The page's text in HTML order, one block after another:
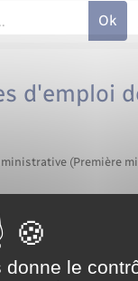
d'emploi
(Première
publique
le